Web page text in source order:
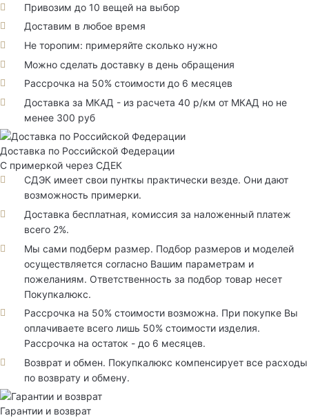
Привозим до 10 вещей на выбор
Доставим в любое время
Не торопим: примеряйте сколько нужно
Можно сделать доставку в день обращения
Рассрочка на 50% стоимости до 6 месяцев
Доставка за МКАД - из расчета 40 р/км от МКАД но не
менее 300 руб
Доставка по Российской Федерации
С примеркой через СДЕК
СДЭК имеет свои пунткы практически везде. Они дают
возможность примерки.
Доставка бесплатная, комиссия за наложенный платеж
всего 2%.
Мы сами подберм размер. Подбор размеров и моделей
осуществляется согласно Вашим параметрам и
пожеланиям. Ответственность за подбор товар несет
Покупкалюкс.
Рассрочка на 50% стоимости возможна. При покупке Вы
оплачиваете всего лишь 50% стоимости изделия.
Рассрочка на остаток - до 6 месяцев.
Возврат и обмен. Покупкалюкс компенсирует все расходы
по возврату и обмену.
Гарантии и возврат